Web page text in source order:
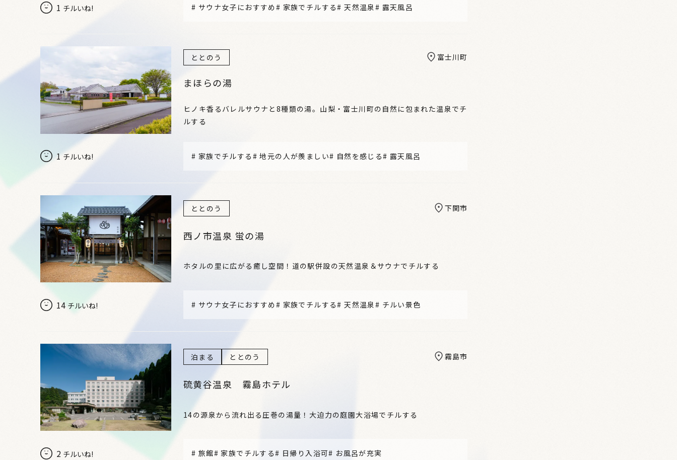
1 チルいね! # サウナ女子におすすめ # 家族でチルする#天然温泉# 露天風呂
ととのう 富士川町
まほらの湯
1 チルいね!
ヒノキ香るバレルサウナと8種類の湯。山梨・富士川町の自然に包まれた温泉でチ
ルする
# 家族でチルする #地元の人が羨ましい# 自然を感じる# 露天風呂
ととのう 下関市
西ノ市温泉 蛍の湯
14 チルいね!
ホタルの里に広がる癒し空間！道の駅併設の天然温泉＆サウナでチルする
# サウナ女子におすすめ # 家族でチルする#天然温泉# チルい景色
泊まる ととのう 霧島市
硫黄谷温泉 霧島ホテル
2 チルいね!
14の源泉から流れ出る圧巻の湯量！大迫力の庭園大浴場でチルする
# 旅館#家族でチルする# 日帰り入浴可# お風呂が充実